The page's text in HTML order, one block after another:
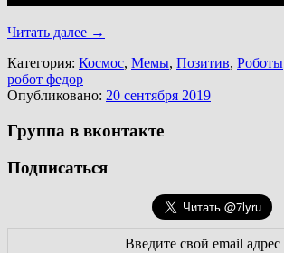
Читать далее →
Категория: Космос, Мемы, Позитив, Роботы
робот федор
Опубликовано: 20 сентября 2019
Группа в вконтакте
Подписаться
Введите свой email адрес